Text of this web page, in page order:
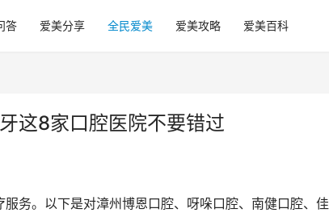
答 爱美分享 全民爱美 爱美攻略 爱美百科
这8家口腔医院不要错过
务。以下是对漳州博恩口腔、呀哚口腔、南健口腔、佳